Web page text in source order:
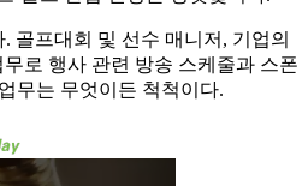
골프대회 및 선수 매니저, 기업의
로 행사 관련 방송 스케줄과 스폰
무는 무엇이든 척척이다.